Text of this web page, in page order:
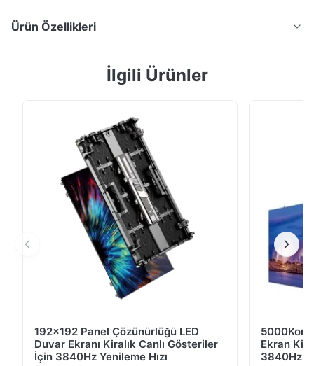
Ürün Özellikleri
sınıf Flip Chip COB LED ekran, kristal netliğinde
yüksek gri düzeyi, kesintisiz birleştirme, ön bakım ve
yedeklilik tasarımına sahiptir.
İlgili Ürünler
192x192 Panel Çözünürlüğü LED
Duvar Ekranı Kiralık Canlı Gösteriler
İçin 3840Hz Yenileme Hızı
Ekran
3840Hz